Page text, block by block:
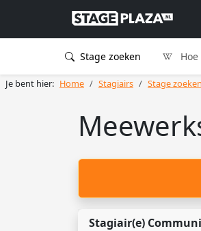
Stage zoeken
Je bent hier: Home Stagiairs Stage zoeken
Stagiair(e)